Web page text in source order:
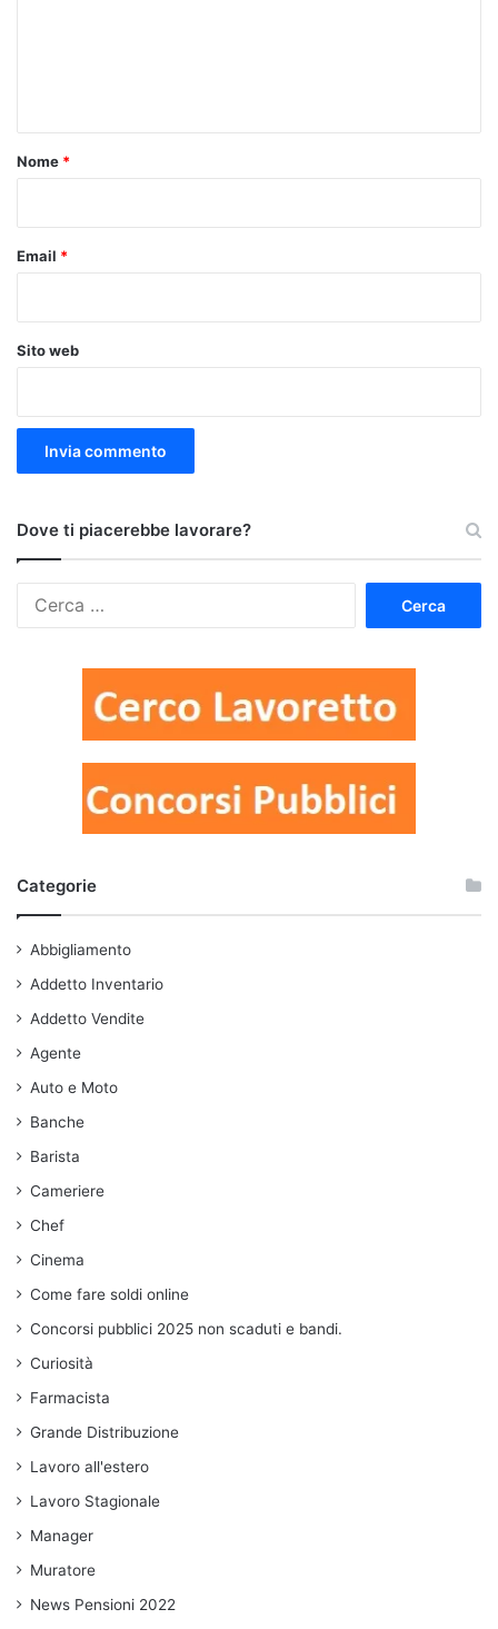
o
Nome *
Email *
Sito web
Dove ti piacerebbe lavorare?
Categorie
Abbigliamento
Addetto Inventario
Addetto Vendite
Agente
Auto e Moto
Banche
Barista
Cameriere
Chef
Cinema
Come fare soldi online
Concorsi pubblici 2025 non scaduti e bandi.
Curiosità
Farmacista
Grande Distribuzione
Lavoro all'estero
Lavoro Stagionale
Manager
Muratore
News Pensioni 2022